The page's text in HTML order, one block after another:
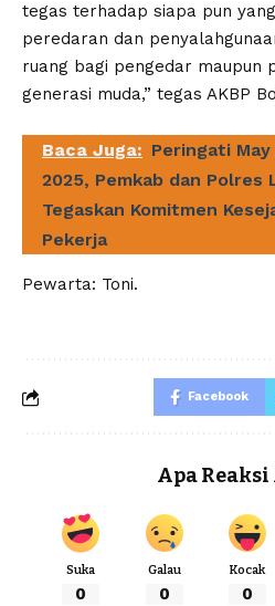
tegas terhadap siapa pun
peredaran dan
ruang bagi pengedar maupun
generasi muda,” tegas AKBP
Baca Juga: Peringati May
2025, Pemkab dan Polres
Tegaskan Komitmen
Pekerja
Pewarta: Toni.
Facebook
Apa Reaksi
Suka
0
Galau
0
Kocak
0